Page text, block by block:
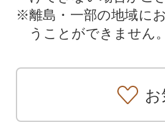
※離島・一部の地域に
うことができません。